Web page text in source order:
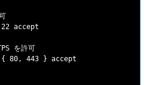
accept
を許可
80, 443 } accept